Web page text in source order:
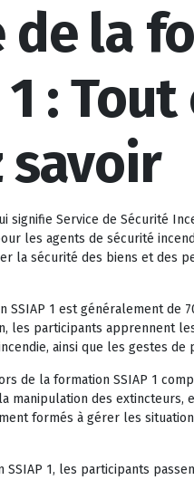
de la
1 :
savoir
signifie Service de Sécurité
les agents de sécurité
la sécurité des biens et des
SSIAP 1 est généralement de
les participants apprennent
ainsi que les gestes de
de la formation SSIAP 1
manipulation des
formés à gérer les
SSIAP 1, les participants